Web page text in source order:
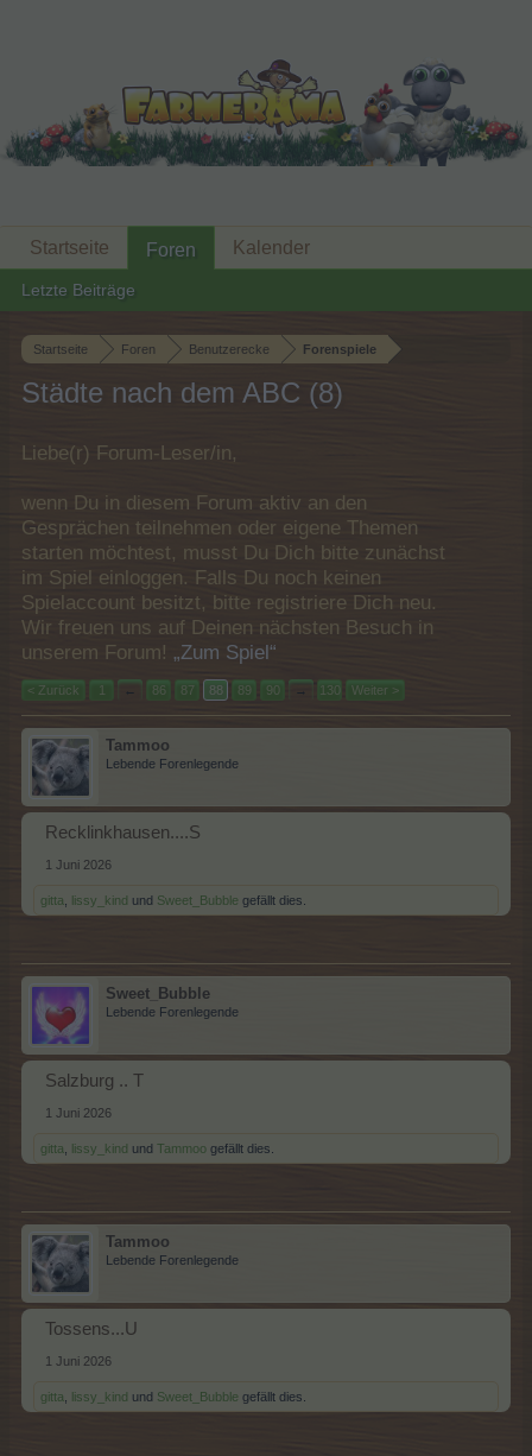
Startseite Foren Benutzerecke Forenspiele
Städte nach dem ABC (8)
Liebe(r) Forum-Leser/in,
wenn Du in diesem Forum aktiv an den
Gesprächen teilnehmen oder eigene Themen
starten möchtest, musst Du Dich bitte zunächst
im Spiel einloggen. Falls Du noch keinen
Spielaccount besitzt, bitte registriere Dich neu.
Wir freuen uns auf Deinen nächsten Besuch in
unserem Forum! „Zum Spiel“
< Zurück 1 ← 86 87 88 89 90 → 130 Weiter >
Tammoo
Lebende Forenlegende
Recklinkhausen....S
1 Juni 2026
gitta lissy_kind und Sweet_Bubble gefällt dies.
Sweet_Bubble
Lebende Forenlegende
Salzburg .. T
1 Juni 2026
gitta lissy_kind und Tammoo gefällt dies.
Tammoo
Lebende Forenlegende
Tossens...U
1 Juni 2026
gitta lissy_kind und Sweet_Bubble gefällt dies.
Startseite Foren
Letzte Beiträge
Kalender